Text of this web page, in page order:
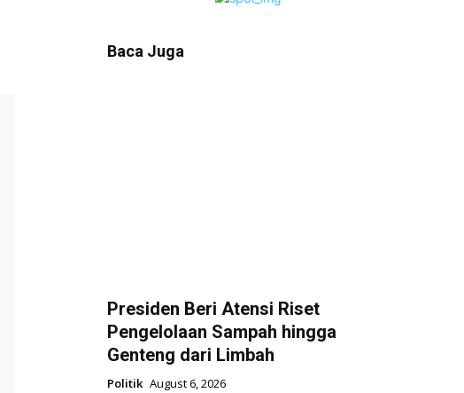
Baca Juga
Presiden Beri Atensi Riset
Pengelolaan Sampah hingga
Genteng dari Limbah
Politik August 6, 2026